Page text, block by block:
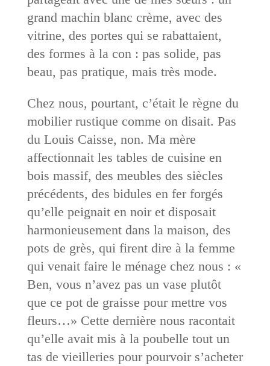
grand machin blanc crème, avec des
vitrine, des portes qui se rabattaient,
des formes à la con : pas solide, pas
beau, pas pratique, mais très mode.
Chez nous, pourtant, c’était le règne du
mobilier rustique comme on disait. Pas
du Louis Caisse, non. Ma mère
affectionnait les tables de cuisine en
bois massif, des meubles des siècles
précédents, des bidules en fer forgés
qu’elle peignait en noir et disposait
harmonieusement dans la maison, des
pots de grès, qui firent dire à la femme
qui venait faire le ménage chez nous : «
Ben, vous n’avez pas un vase plutôt
que ce pot de graisse pour mettre vos
fleurs…» Cette dernière nous racontait
qu’elle avait mis à la poubelle tout un
tas de vieilleries pour pourvoir s’acheter